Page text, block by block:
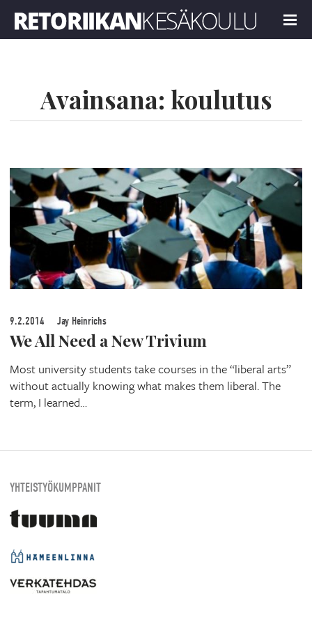
MENU
Avainsana: koulutus
9.2.2014 Jay Heinrichs
We All Need a New Trivium
Most university students take courses in the “liberal arts”
without actually knowing what makes them liberal. The
term, I learned…
YHTEISTYÖKUMPPANIT